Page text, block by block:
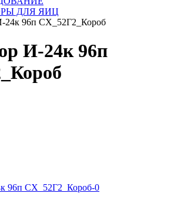
ДЛЯ ЯИЦ
24к 96п СХ_52Г2_Короб
И-24к 96п